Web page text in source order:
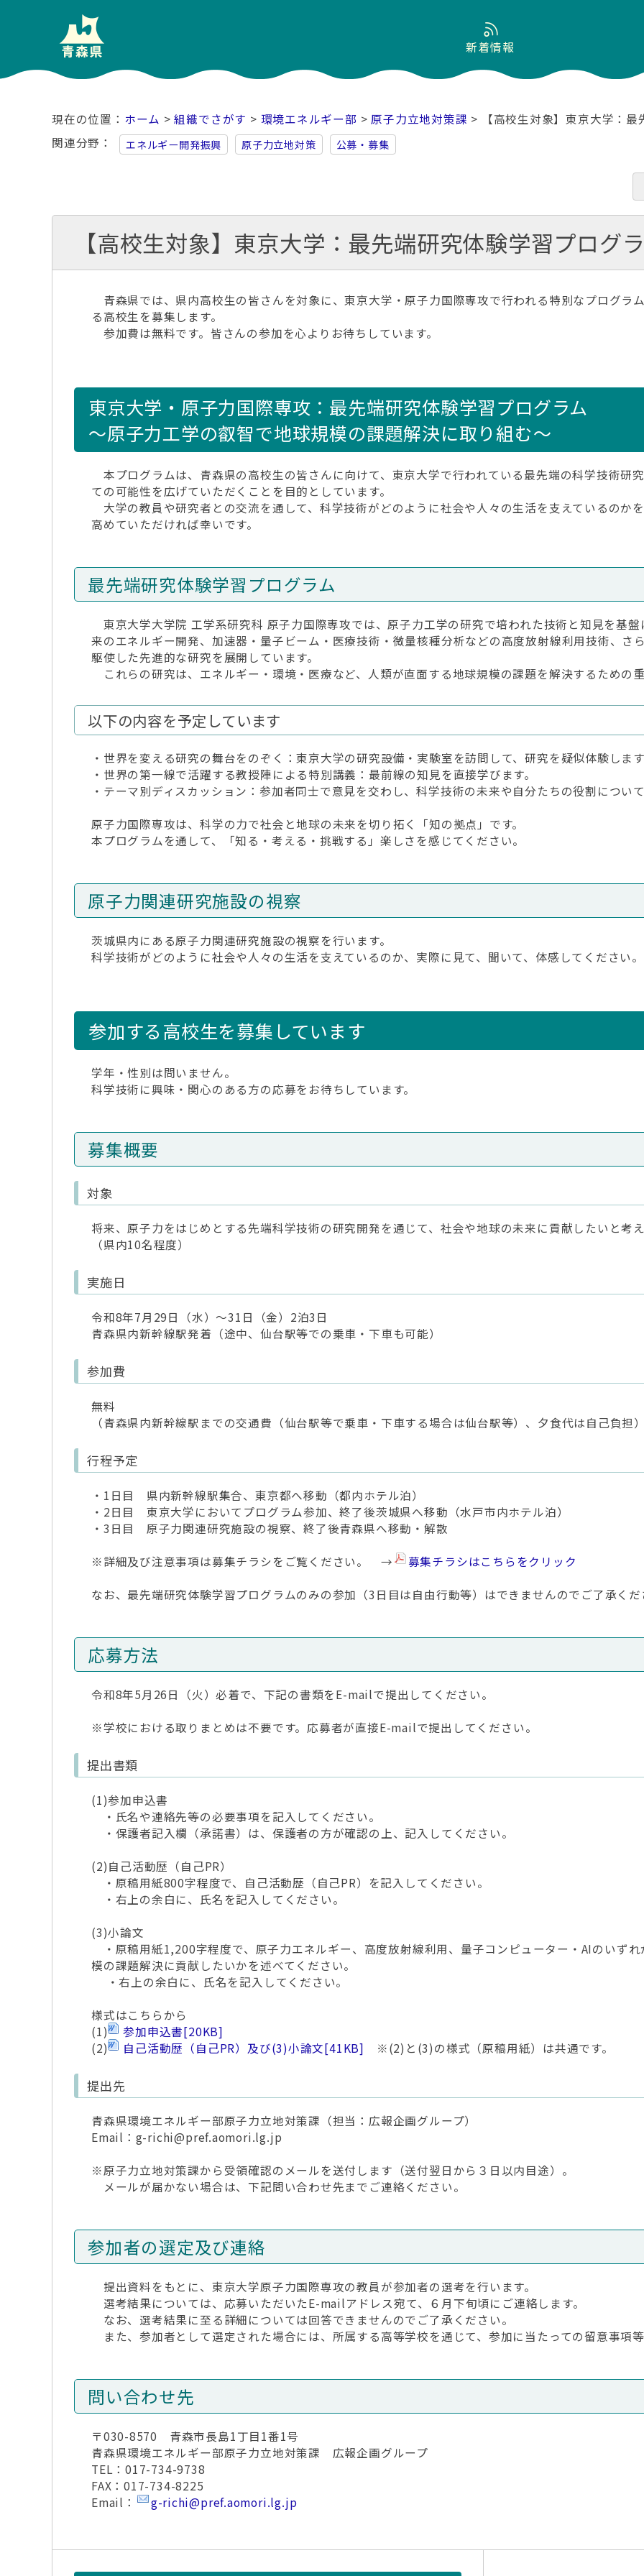
新着情報
ホーム >組織でさがす > 環境エネルギー部 >原子力立地対策課 > 【高校生対象】東京大学：最
関連分野
エネルギー開発振興 原子力立地対策 公募・募集
【高校生対象】東京大学：最先端研究体験学習プログ
青森県では、県内高校生の皆さんを対象に、東京大学・原子力国際専攻で行われる特別なプログラ
る高校生を募集します。
参加費は無料です。皆さんの参加を心よりお待ちしています。
東京大学・原子力国際専攻：最先端研究体験学習プログラム
～原子力工学の叡智で地球規模の課題解決に取り組む～
本プログラムは、青森県の高校生の皆さんに向けて、東京大学で行われている最先端の科学技術研
ての可能性を広げていただくことを目的としています。
大学の教員や研究者との交流を通して、科学技術がどのように社会や人々の生活を支えているのか
高めていただければ幸いです。
最先端研究体験学習プログラム
東京大学大学院 工学系研究科 原子力国際専攻では、原子力工学の研究で培われた技術と知見を基
来のエネルギー開発、加速器・量子ビーム・医療技術・微量核種分析などの高度放射線利用技術、さ
駆使した先進的な研究を展開しています。
これらの研究は、エネルギー・環境・医療など、人類が直面する地球規模の課題を解決するための重
以下の内容を予定しています
・世界を変える研究の舞台をのぞく：東京大学の研究設備・実験室を訪問して、研究を疑似体験します
・世界の第一線で活躍する教授陣による特別講義：最前線の知見を直接学びます。
・テーマ別ディスカッション：参加者同士で意見を交わし、科学技術の未来や自分たちの役割について
原子力国際専攻は、科学の力で社会と地球の未来を切り拓く「知の拠点」です。
本プログラムを通して、「知る・考える・挑戦する」楽しさを感じてください。
原子力関連研究施設の視察
茨城県内にある原子力関連研究施設の視察を行います。
科学技術がどのように社会や人々の生活を支えているのか、実際に見て、聞いて、体感してください。
参加する高校生を募集しています
学年・性別は問いません。
科学技術に興味・関心のある方の応募をお待ちしています。
募集概要
対象
将来、原子力をはじめとする先端科学技術の研究開発を通じて、社会や地球の未来に貢献したいと考
（県内10名程度）
実施日
令和8年7月29日（水）～31日（金）2泊3日
青森県内新幹線駅発着（途中、仙台駅等での乗車・下車も可能）
参加費
無料
（青森県内新幹線駅までの交通費（仙台駅等で乗車・下車する場合は仙台駅等）、夕食代は自己負担）
行程予定
・1日目 県内新幹線駅集合、東京都へ移動（都内ホテル泊）
・2日目 東京大学においてプログラム参加、終了後茨城県へ移動（水戸市内ホテル泊）
・3日目 原子力関連研究施設の視察、終了後青森県へ移動・解散
※詳細及び注意事項は募集チラシをご覧ください。 →
募集チラシはこちらをクリック
なお、最先端研究体験学習プログラムのみの参加（3日目は自由行動等）はできませんのでご了承くだ
応募方法
令和8年5月26日（火）必着で、下記の書類をE-mailで提出してください。
※学校における取りまとめは不要です。応募者が直接E-mailで提出してください。
提出書類
(1)参加申込書
・氏名や連絡先等の必要事項を記入してください。
・保護者記入欄（承諾書）は、保護者の方が確認の上、記入してください。
(2)自己活動歴（自己PR）
・原稿用紙800字程度で、自己活動歴（自己PR）を記入してください。
・右上の余白に、氏名を記入してください。
(3)小論文
・原稿用紙1,200字程度で、原子力エネルギー、高度放射線利用、量子コンピューター・AIのいず
模の課題解決に貢献したいかを述べてください。
・右上の余白に、氏名を記入してください。
様式はこちらから
(1)
参加申込書[20KB]
(2)
自己活動歴（自己PR）及び(3)小論文[41KB] ※(2)と(3)の様式（原稿用紙）は共通です。
提出先
青森県環境エネルギー部原子力立地対策課（担当：広報企画グループ）
Email：g-richi@pref.aomori.lg.jp
※原子力立地対策課から受領確認のメールを送付します（送付翌日から３日以内目途）。
メールが届かない場合は、下記問い合わせ先までご連絡ください。
参加者の選定及び連絡
提出資料をもとに、東京大学原子力国際専攻の教員が参加者の選考を行います。
選考結果については、応募いただいたE-mailアドレス宛て、６月下旬頃にご連絡します。
なお、選考結果に至る詳細については回答できませんのでご了承ください。
また、参加者として選定された場合には、所属する高等学校を通じて、参加に当たっての留意事項等
問い合わせ先
〒030-8570 青森市長島1丁目1番1号
青森県環境エネルギー部原子力立地対策課 広報企画グループ
TEL：017-734-9738
FAX：017-734-8225
Email：
g-richi@pref.aomori.lg.jp